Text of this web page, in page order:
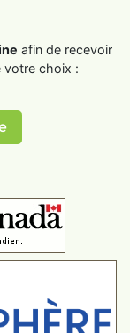
afin de recevoir
votre choix :